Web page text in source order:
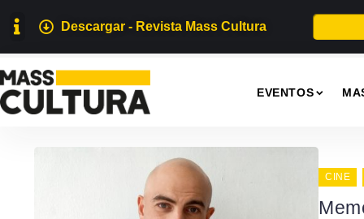
Descargar - Revista Mass Cultura
EVENTOS
CINE